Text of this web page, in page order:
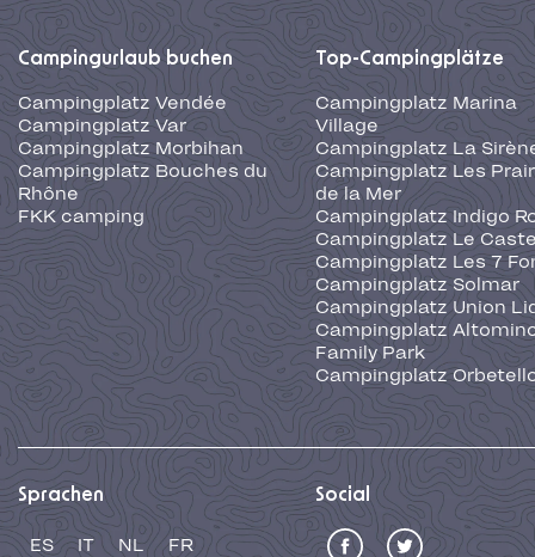
Campingurlaub buchen
Campingplatz Vendée
Campingplatz Var
Campingplatz Morbihan
Campingplatz Bouches du
Rhône
FKK camping
Top-Campingplätze
Campingplatz Marina
Village
Campingplatz La
Campingplatz Les
de la Mer
Campingplatz Indigo
Campingplatz Le
Campingplatz Les 7
Campingplatz Solmar
Campingplatz Union
Campingplatz
Family Park
Campingplatz
Sprachen
ES IT NL
FR
Social